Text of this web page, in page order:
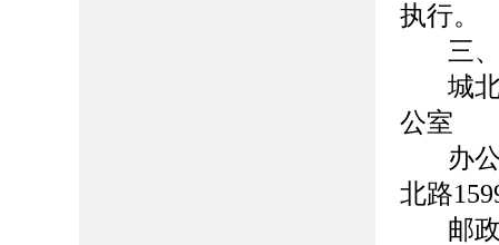
执行。
三
城
公室
办
北路
邮